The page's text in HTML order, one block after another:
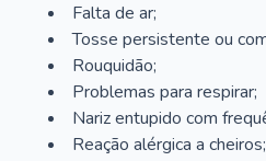
Falta de ar;
Tosse persistente ou
Rouquidão;
Problemas para respirar;
Nariz entupido com
Reação alérgica a cheiros;